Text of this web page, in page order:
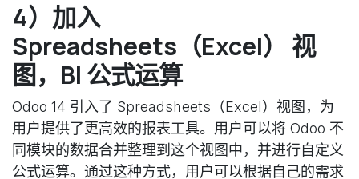
4）加入
Spreadsheets（Excel） 视
图，BI 公式运算
Odoo 14 引入了 Spreadsheets（Excel）视图，为
用户提供了更高效的报表工具。用户可以将 Odoo 不
同模块的数据合并整理到这个视图中，并进行自定义
公式运算。通过这种方式，用户可以根据自己的需求